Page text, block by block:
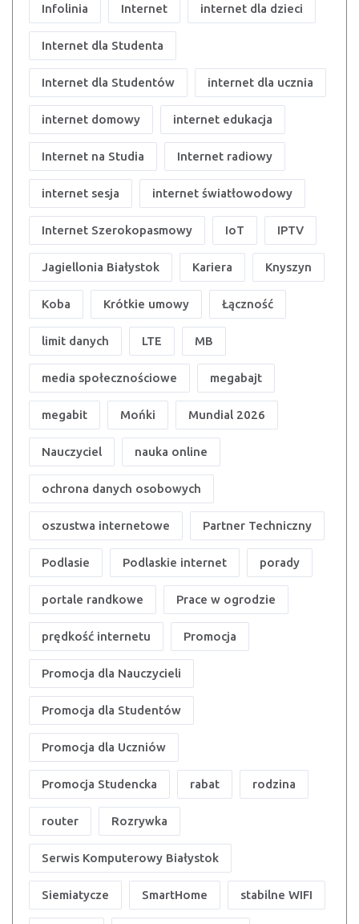
Infolinia Internet internet dla dzieci
Internet dla Studenta
Internet dla Studentów internet dla ucznia
internet domowy internet edukacja
Internet na Studia Internet radiowy
internet sesja internet światłowodowy
Internet Szerokopasmowy IoT IPTV
Jagiellonia Białystok Kariera Knyszyn
Koba Krótkie umowy Łączność
limit danych LTE MB
media społecznościowe megabajt
megabit Mońki Mundial 2026
Nauczyciel nauka online
ochrona danych osobowych
oszustwa internetowe Partner Techniczny
Podlasie Podlaskie internet porady
portale randkowe Prace w ogrodzie
prędkość internetu Promocja
Promocja dla Nauczycieli
Promocja dla Studentów
Promocja dla Uczniów
Promocja Studencka rabat rodzina
router Rozrywka
Serwis Komputerowy Białystok
Siemiatycze SmartHome stabilne WIFI